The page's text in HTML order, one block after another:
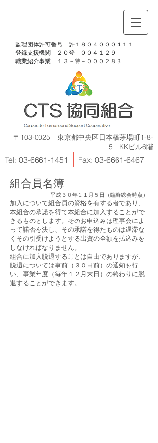
​監理団体許可番号 許１８０４０００４１１
​登録支援機関 ２０登－００４１２９
​職業紹介事業
１３－特－ ０００２８３
〒103-0025 東京都中央区日本橋茅場町1-8-
5 KKビル6階
Tel: 03-6661-1451 Fax: 03-6661-6467
組合員名簿
平成３０年１１月５日（臨時総会時点）
加入について組合員の資格を有する者であり、
本組合の承諾を得て本組合に加入することがで
きるものとします。そのお申込みは理事会によ
って諾否を決し、その承諾を得たものは遅滞な
くその引受けようとする出資の全額を払込みを
しなければなりません。
​組合に加入脱退することは自由でありますが、
脱退については事前（３０日前）の通知を行
い、事業年度（毎年１２月末日）の終わりに脱
退することができます。